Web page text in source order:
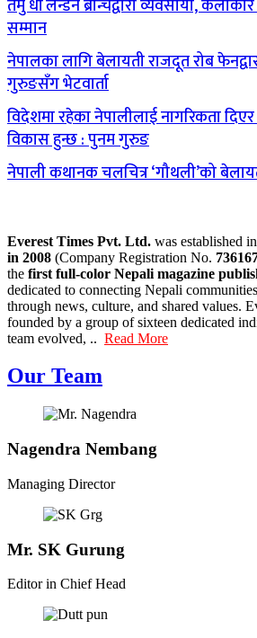
तमु धीं लन्डन ब्रान्चद्वारा व्यवसायी,
सम्मान
नेपालका लागि बेलायती राजदूत रोब
गुरुङसँग भेटवार्ता
विदेशमा रहेका नेपालीलाई नागरिकता
विकास हुन्छ : पुनम गुरुङ
नेपाली कथानक चलचित्र ‘गौथली’को
Everest Times Pvt. Ltd. was established
in 2008 (Company Registration No.
the first full-color Nepali magazine
dedicated to connecting Nepali
through news, culture, and shared values.
founded by a group of sixteen dedicated
team evolved, .. Read More
Our Team
Nagendra Nembang
Managing Director
Mr. SK Gurung
Editor in Chief Head